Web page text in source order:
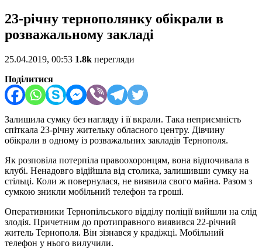
23-річну тернополянку обікрали в
розважальному закладі
25.04.2019, 00:53 1.8k перегляди
Поділитися
Залишила сумку без нагляду і її вкрали. Така неприємність
спіткала 23-річну жительку обласного центру. Дівчину
обікрали в одному із розважальних закладів Тернополя.
Як розповіла потерпіла правоохоронцям, вона відпочивала в
клубі. Ненадовго відійшла від столика, залишивши сумку на
стільці. Коли ж повернулася, не виявила свого майна. Разом з
сумкою зникли мобільний телефон та гроші.
Оперативники Тернопільського відділу поліції вийшли на слід
злодія. Причетним до протиправного виявився 22-річний
житель Тернополя. Він зізнався у крадіжці. Мобільний
телефон у нього вилучили.